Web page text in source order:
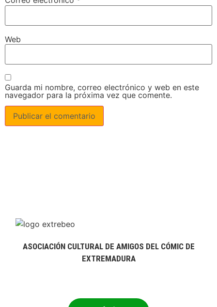
Web
Guarda mi nombre, correo electrónico y web en este
navegador para la próxima vez que comente.
ASOCIACIÓN CULTURAL DE AMIGOS DEL CÓMIC DE
EXTREMADURA